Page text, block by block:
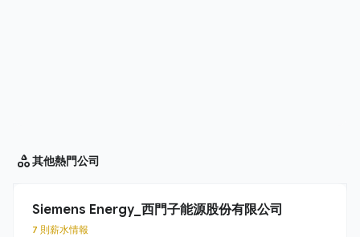
其他熱門公司
Siemens Energy_西門子能源股份有限公司
7 則薪水情報